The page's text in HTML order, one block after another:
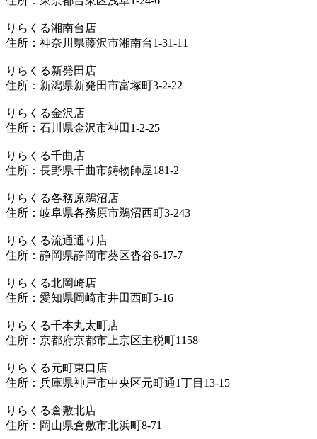
りらくる湘南台店
住所：神奈川県藤沢市湘南台1-31-11
りらくる新発田店
住所：新潟県新発田市富塚町3-2-22
りらくる金沢店
住所：石川県金沢市神田1-2-25
りらくる千曲店
住所：長野県千曲市鋳物師屋181-2
りらくる各務原鵜沼店
住所：岐阜県各務原市鵜沼西町3-243
りらくる流通通り店
住所：静岡県静岡市葵区沓谷6-17-7
りらくる北岡崎店
住所：愛知県岡崎市井田西町5-16
りらくる千本丸太町店
住所：京都府京都市上京区主税町1158
りらくる元町東口店
住所：兵庫県神戸市中央区元町通1丁目13-15
りらくる倉敷北店
住所：岡山県倉敷市北浜町8-71